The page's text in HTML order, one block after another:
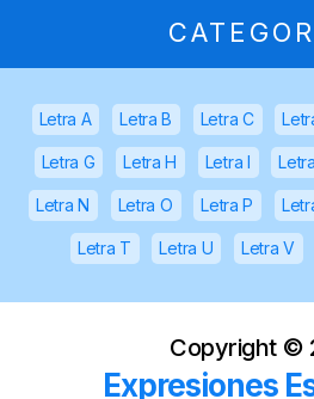
Letra A Letra B Letra C
Letra G Letra H Letra I
Letra N Letra O Letra P
Letra T Letra U Letra V
Copyright ©
Expresiones